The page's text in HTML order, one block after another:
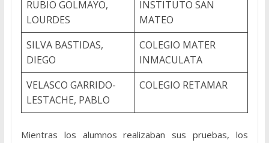
RUBIO GOLMAYO,
LOURDES
INSTITUTO SAN
MATEO
SILVA BASTIDAS,
DIEGO
COLEGIO MATER
INMACULATA
VELASCO GARRIDO-
LESTACHE, PABLO
COLEGIO RETAMAR
Mientras los alumnos realizaban sus pruebas, los